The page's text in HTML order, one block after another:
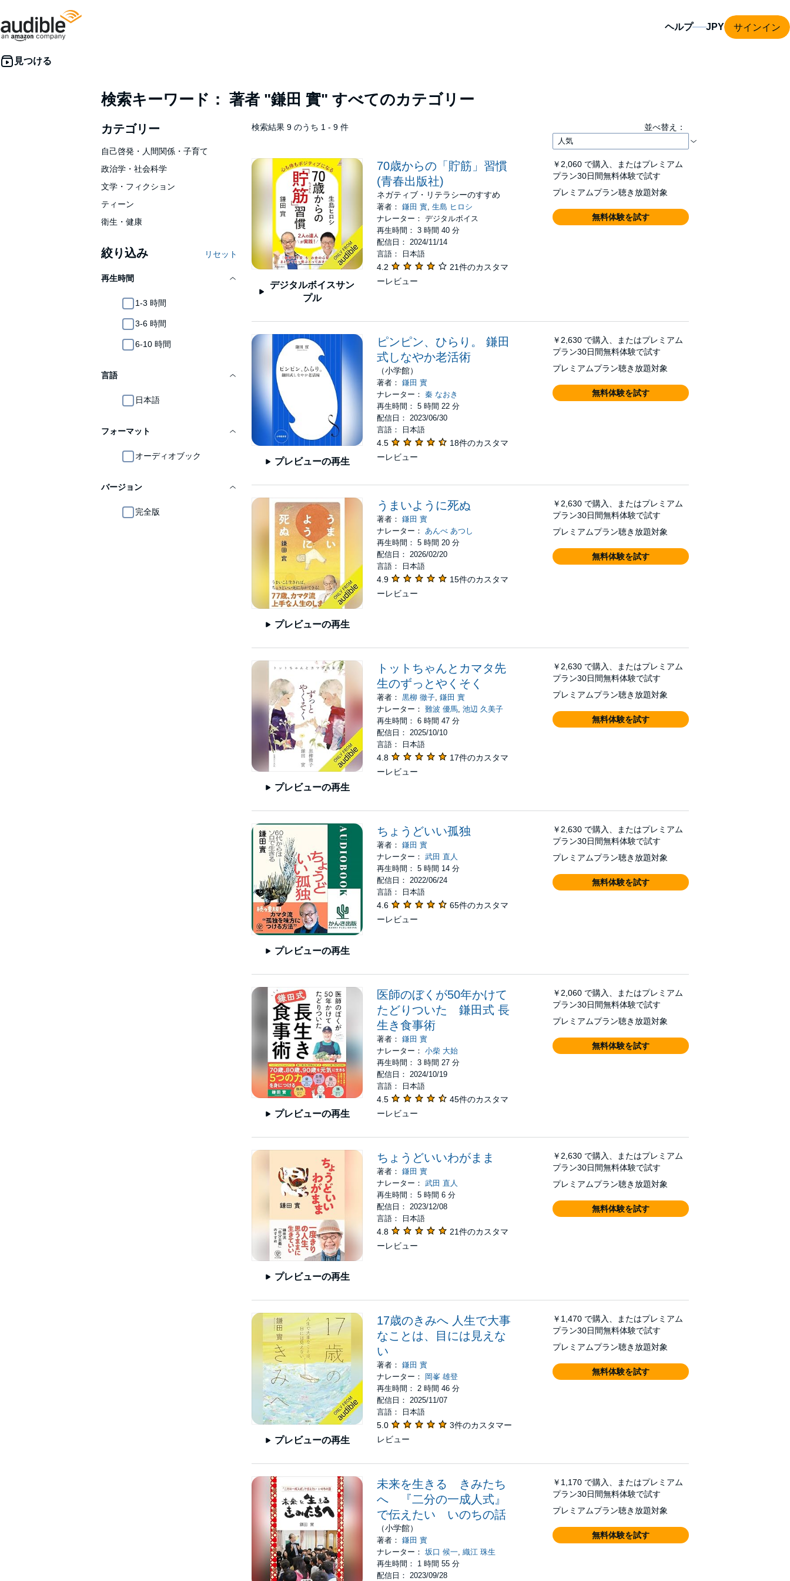
ヘルプ サインイン
検索キーワード： 著者 "鎌田 實" すべてのカテゴリー
カテゴリー
自己啓発・人間関係・子育て
政治学・社会科学
文学・フィクション
ティーン
衛生・健康
絞り込み リセット
再生時間
1-3 時間
3-6 時間
6-10 時間
言語
日本語
フォーマット
オーディオブック
バージョン
完全版
検索結果 9 のうち 1 - 9 件 並べ替え：
デジタルボイスサン
プル
70歳からの「貯筋」習慣
(青春出版社)
ネガティブ・リテラシーのすすめ
著者：鎌田 實,生島 ヒロシ
ナレーター： デジタルボイス
再生時間： 3 時間 40 分
配信日： 2024/11/14
言語： 日本語
4.2
21件のカスタマ
ーレビュー
￥2,060 で購入、またはプレミアム
プラン30日間無料体験で試す
プレミアムプラン聴き放題対象
無料体験を試す
プレビューの再生
ピンピン、ひらり。 鎌田
式しなやか老活術
（小学館）
著者：鎌田 實
ナレーター：秦 なおき
再生時間： 5 時間 22 分
配信日： 2023/06/30
言語： 日本語
4.5
18件のカスタマ
ーレビュー
￥2,630 で購入、またはプレミアム
プラン30日間無料体験で試す
プレミアムプラン聴き放題対象
無料体験を試す
プレビューの再生
うまいように死ぬ
著者：鎌田 實
ナレーター： あんべ あつし
再生時間： 5 時間 20 分
配信日： 2026/02/20
言語： 日本語
4.9
15件のカスタマ
ーレビュー
￥2,630 で購入、またはプレミアム
プラン30日間無料体験で試す
プレミアムプラン聴き放題対象
無料体験を試す
プレビューの再生
トットちゃんとカマタ先
生のずっとやくそく
著者：黒柳 徹子 ,鎌田 實
ナレーター：難波 優馬 ,池辺 久美子
再生時間： 6 時間 47 分
配信日： 2025/10/10
言語： 日本語
4.8
17件のカスタマ
ーレビュー
￥2,630 で購入、またはプレミアム
プラン30日間無料体験で試す
プレミアムプラン聴き放題対象
無料体験を試す
プレビューの再生
ちょうどいい孤独
著者：鎌田 實
ナレーター：武田 直人
再生時間： 5 時間 14 分
配信日： 2022/06/24
言語： 日本語
4.6
65件のカスタマ
ーレビュー
￥2,630 で購入、またはプレミアム
プラン30日間無料体験で試す
プレミアムプラン聴き放題対象
無料体験を試す
プレビューの再生
医師のぼくが50年かけて
たどりついた 鎌田式 長
生き食事術
著者：鎌田 實
ナレーター：小柴 大始
再生時間： 3 時間 27 分
配信日： 2024/10/19
言語： 日本語
4.5
45件のカスタマ
ーレビュー
￥2,060 で購入、またはプレミアム
プラン30日間無料体験で試す
プレミアムプラン聴き放題対象
無料体験を試す
プレビューの再生
ちょうどいいわがまま
著者：鎌田 實
ナレーター：武田 直人
再生時間： 5 時間 6 分
配信日： 2023/12/08
言語： 日本語
4.8
21件のカスタマ
ーレビュー
￥2,630 で購入、またはプレミアム
プラン30日間無料体験で試す
プレミアムプラン聴き放題対象
無料体験を試す
プレビューの再生
17歳のきみへ 人生で大事
なことは、目には見えな
い
著者：鎌田 實
ナレーター：
岡峯 雄登
再生時間： 2 時間 46 分
配信日： 2025/11/07
言語： 日本語
5.0
3件のカスタマー
レビュー
￥1,470 で購入、またはプレミアム
プラン30日間無料体験で試す
プレミアムプラン聴き放題対象
無料体験を試す
未来を生きる きみたち
へ 『二分の一成人式』
で伝えたい いのちの話
（小学館）
著者：鎌田 實
ナレーター：坂口 候一 ,織江 珠生
再生時間： 1 時間 55 分
配信日： 2023/09/28
￥1,170 で購入、またはプレミアム
プラン30日間無料体験で試す
プレミアムプラン聴き放題対象
無料体験を試す